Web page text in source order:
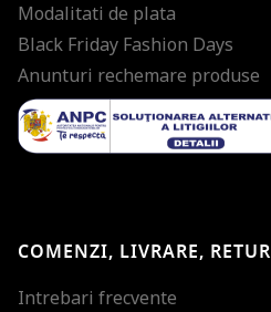
Modalitati de plata
Black Friday Fashion Days
Anunturi rechemare produse
COMENZI, LIVRARE, RETUR
Intrebari frecvente